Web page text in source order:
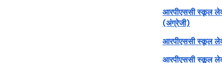
आरपीएससी स्कूल
(अंग्रेजी)
आरपीएससी स्कूल
आरपीएससी स्कूल